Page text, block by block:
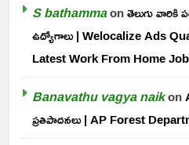
S bathammaonతెలుగు వారికి
ఉద్యోగాలు | Welocalize Ads
Latest Work From Home
Banavathu vagya naikon
ప్రతిపాదనలు | AP Forest